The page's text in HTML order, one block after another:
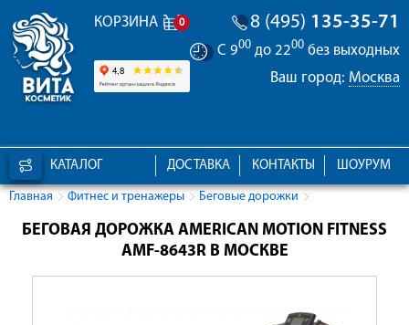
КОРЗИНА 0 8 (495) 135-35-71
С 900 до 2200 без выходных
Ваш город: Москва
КАТАЛОГ ШОУРУМ
КОНТАКТЫ
ДОСТАВКА
Главная Фитнес и тренажеры Беговые дорожки
БЕГОВАЯ ДОРОЖКА AMERICAN MOTION FITNESS
AMF-8643R В МОСКВЕ